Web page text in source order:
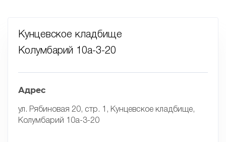
Кунцевское кладбище
Колумбарий 10а-3-20
Адрес
ул. Рябиновая 20, стр. 1, Кунцевское кладбище,
Колумбарий 10а-3-20